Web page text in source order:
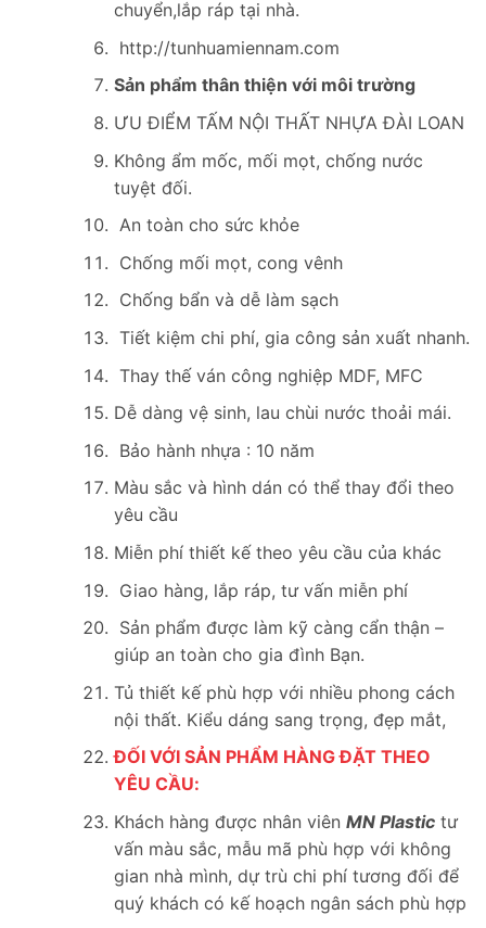
chuyển,lắp ráp tại nhà.
http://tunhuamiennam.com
Sản phẩm thân thiện với môi trường
ƯU ĐIỂM TẤM NỘI THẤT NHỰA ĐÀI LOAN
Không ẩm mốc, mối mọt, chống nước
tuyệt đối.
An toàn cho sức khỏe
Chống mối mọt, cong vênh
Chống bẩn và dễ làm sạch
Tiết kiệm chi phí, gia công sản xuất nhanh.
Thay thế ván công nghiệp MDF, MFC
Dễ dàng vệ sinh, lau chùi nước thoải mái.
Bảo hành nhựa : 10 năm
Màu sắc và hình dán có thể thay đổi theo
yêu cầu
Miễn phí thiết kế theo yêu cầu của khác
Giao hàng, lắp ráp, tư vấn miễn phí
Sản phẩm được làm kỹ càng cẩn thận –
giúp an toàn cho gia đình Bạn.
Tủ thiết kế phù hợp với nhiều phong cách
nội thất. Kiểu dáng sang trọng, đẹp mắt,
ĐỐI VỚI SẢN PHẨM HÀNG ĐẶT THEO
YÊU CẦU:
Khách hàng được nhân viên MN Plastictư
vấn màu sắc, mẫu mã phù hợp với không
gian nhà mình, dự trù chi phí tương đối để
quý khách có kế hoạch ngân sách phù hợp